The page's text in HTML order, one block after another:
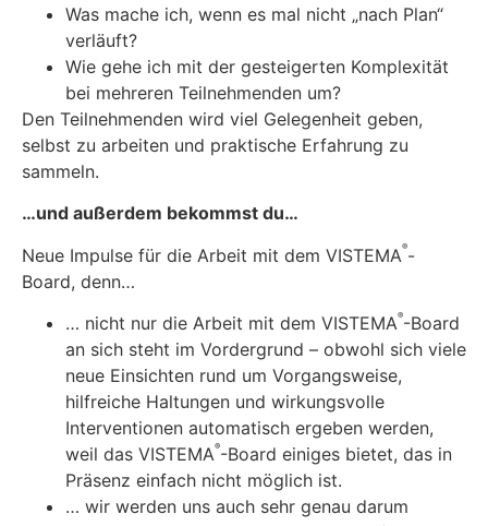
Was mache ich, wenn es mal nicht „nach Plan“
verläuft?
Wie gehe ich mit der gesteigerten Komplexität
bei mehreren Teilnehmenden um?
Den Teilnehmenden wird viel Gelegenheit geben,
selbst zu arbeiten und praktische Erfahrung zu
sammeln.
…und außerdem bekommst du…
Neue Impulse für die Arbeit mit dem VISTEMA®-
Board, denn…
… nicht nur die Arbeit mit dem VISTEMA®-Board
an sich steht im Vordergrund – obwohl sich viele
neue Einsichten rund um Vorgangsweise,
hilfreiche Haltungen und wirkungsvolle
Interventionen automatisch ergeben werden,
weil das VISTEMA®-Board einiges bietet, das in
Präsenz einfach nicht möglich ist.
… wir werden uns auch sehr genau darum